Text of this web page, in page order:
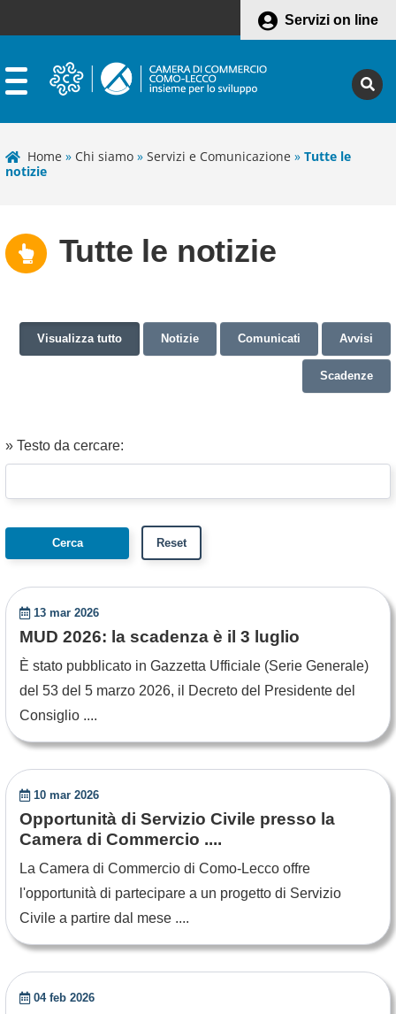
Servizi on line
Home » Chi siamo » Servizi e Comunicazione » Tutte le
notizie
Tutte le notizie
Visualizza tutto Notizie Comunicati Avvisi
Scadenze
» Testo da cercare:
13 mar 2026
MUD 2026: la scadenza è il 3 luglio
È stato pubblicato in Gazzetta Ufficiale (Serie Generale)
del 53 del 5 marzo 2026, il Decreto del Presidente del
Consiglio ....
10 mar 2026
Opportunità di Servizio Civile presso la
Camera di Commercio ....
La Camera di Commercio di Como-Lecco offre
l'opportunità di partecipare a un progetto di Servizio
Civile a partire dal mese ....
04 feb 2026